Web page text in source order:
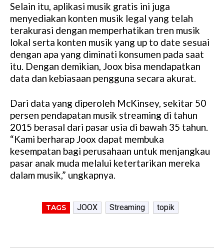
Selain itu, aplikasi musik gratis ini juga
menyediakan konten musik legal yang telah
terakurasi dengan memperhatikan tren musik
lokal serta konten musik yang up to date sesuai
dengan apa yang diminati konsumen pada saat
itu. Dengan demikian, Joox bisa mendapatkan
data dan kebiasaan pengguna secara akurat.
Dari data yang diperoleh McKinsey, sekitar 50
persen pendapatan musik streaming di tahun
2015 berasal dari pasar usia di bawah 35 tahun.
“Kami berharap Joox dapat membuka
kesempatan bagi perusahaan untuk menjangkau
pasar anak muda melalui ketertarikan mereka
dalam musik,” ungkapnya.
TAGS JOOX Streaming topik